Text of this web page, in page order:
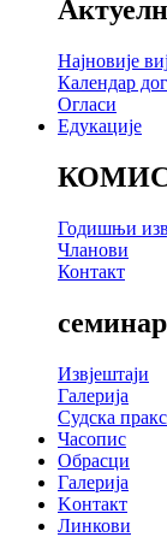
Најновије
Календар
Огласи
Едукације
Годишњи
Чланови
Контакт
Извјештаји
Галерија
Судска
Часопис
Обрасци
Галерија
Kонтакт
Линкови